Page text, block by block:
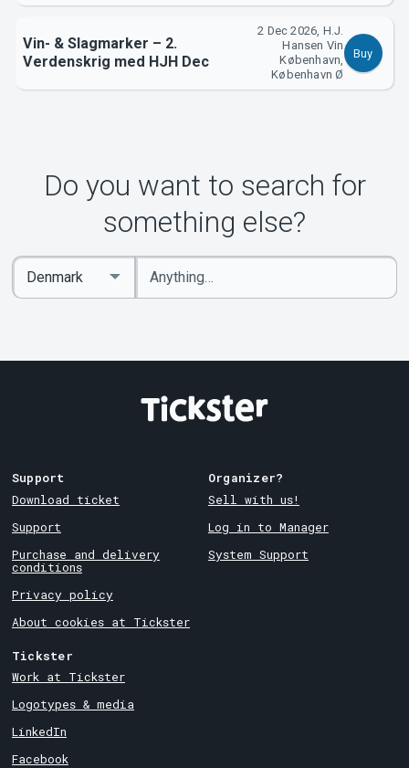
Vin- & Slagmarker – 2.
Verdenskrig med HJH Dec
2 Dec 2026, H.J.
Hansen Vin
København,
København Ø
Buy
Do you want to search for
something else?
Enter
keywords
Select
Country
Support
Download ticket
Support
Purchase and delivery
conditions
Privacy policy
About cookies at Tickster
Organizer?
Sell with us!
Log in to Manager
System Support
Tickster
Work at Tickster
Logotypes & media
LinkedIn
Facebook